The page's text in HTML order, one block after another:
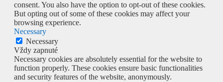
consent. You also have the option to opt-out of these cookies.
But opting out of some of these cookies may affect your
browsing experience.
Necessary
Necessary
Vždy zapnuté
Necessary cookies are absolutely essential for the website to
function properly. These cookies ensure basic functionalities
and security features of the website, anonymously.